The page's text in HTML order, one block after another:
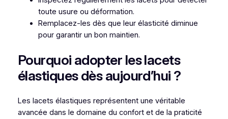
toute usure ou déformation.
Remplacez-les dès que leur élasticité diminue
pour garantir un bon maintien.
Pourquoi adopter les lacets
élastiques dès aujourd’hui ?
Les lacets élastiques représentent une véritable
avancée dans le domaine du confort et de la praticité